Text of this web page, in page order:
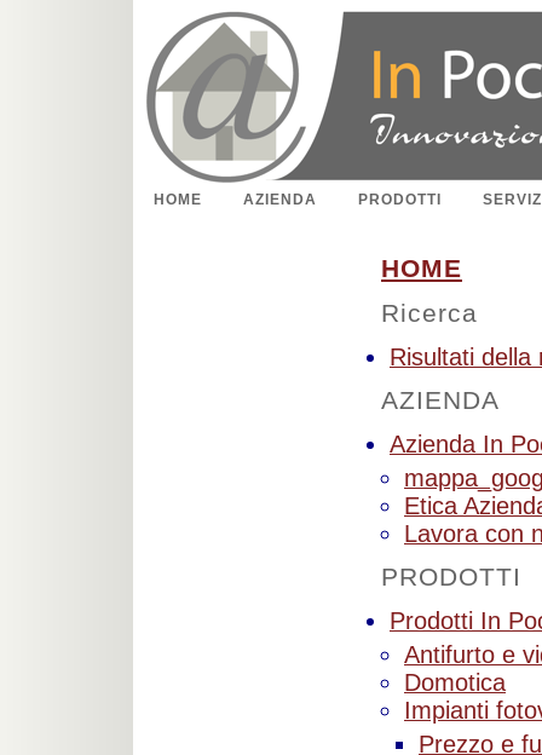
HOME AZIENDA PRODOTTI
HOME
Ricerca
Risultati della
AZIENDA
Azienda In
Etica
Lavora con
PRODOTTI
Prodotti In
Antifurto e
Domotica
Impianti
Prezzo e